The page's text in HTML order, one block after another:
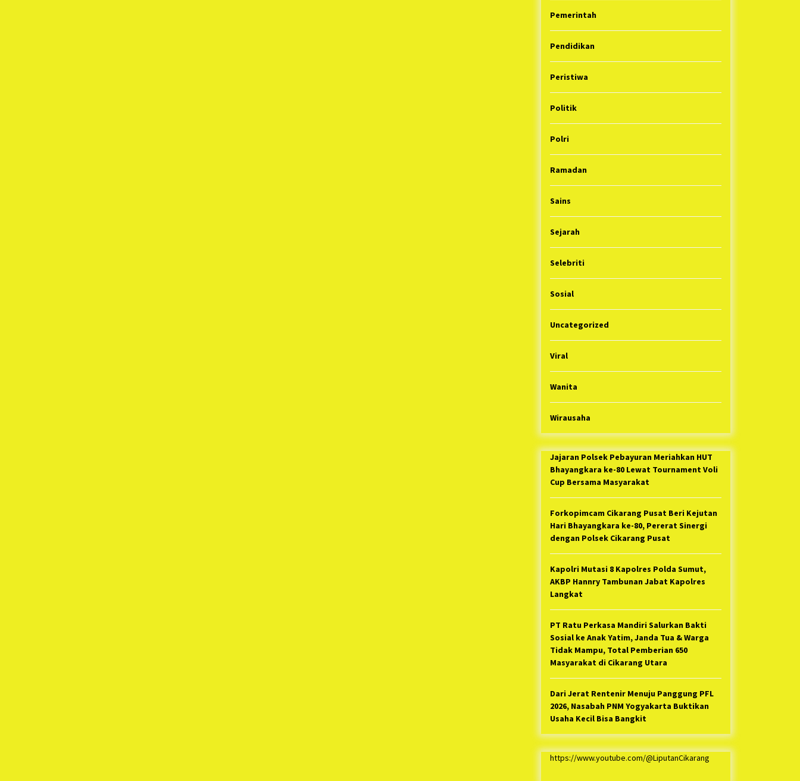
Pemerintah
Pendidikan
Peristiwa
Politik
Polri
Ramadan
Sains
Sejarah
Selebriti
Sosial
Uncategorized
Viral
Wanita
Wirausaha
Jajaran Polsek Pebayuran Meriahkan HUT
Bhayangkara ke-80 Lewat Tournament Voli
Cup Bersama Masyarakat
Forkopimcam Cikarang Pusat Beri Kejutan
Hari Bhayangkara ke-80, Pererat Sinergi
dengan Polsek Cikarang Pusat
Kapolri Mutasi 8 Kapolres Polda Sumut,
AKBP Hannry Tambunan Jabat Kapolres
Langkat
PT Ratu Perkasa Mandiri Salurkan Bakti
Sosial ke Anak Yatim, Janda Tua & Warga
Tidak Mampu, Total Pemberian 650
Masyarakat di Cikarang Utara
Dari Jerat Rentenir Menuju Panggung PFL
2026, Nasabah PNM Yogyakarta Buktikan
Usaha Kecil Bisa Bangkit
https://www.youtube.com/@LiputanCikarang